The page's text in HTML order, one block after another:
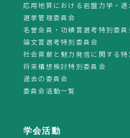
応用地質における岩盤力学・
選挙管理委員会
名誉会員・功績賞選考特別委員
論文賞選考特別委員会
社会貢献と魅力発信に関する特
将来構想検討特別委員会
過去の委員会
委員会活動一覧
学会活動